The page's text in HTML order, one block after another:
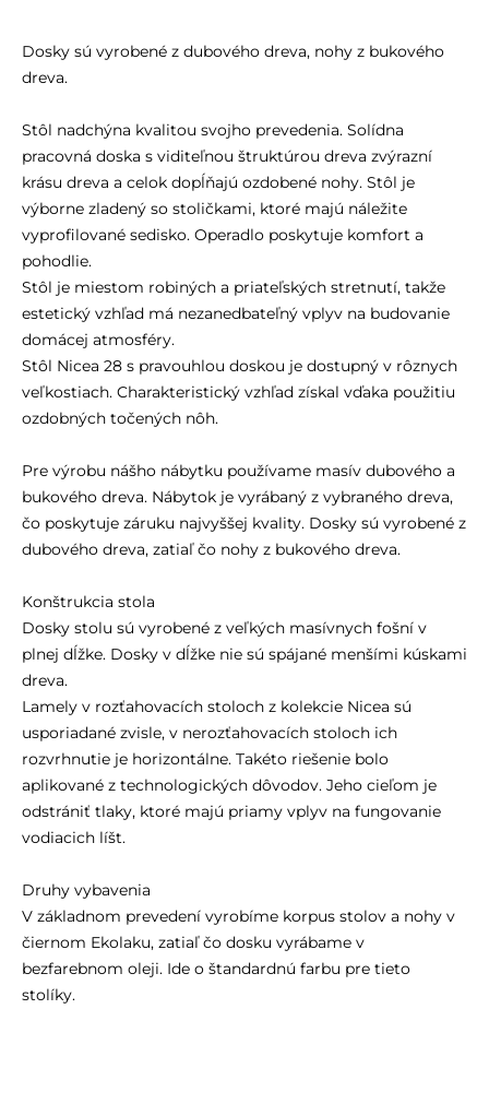
Dosky sú vyrobené z dubového dreva, nohy z bukového
dreva.
Stôl nadchýna kvalitou svojho prevedenia. Solídna
pracovná doska s viditeľnou štruktúrou dreva zvýrazní
krásu dreva a celok dopĺňajú ozdobené nohy. Stôl je
výborne zladený so stoličkami, ktoré majú náležite
vyprofilované sedisko. Operadlo poskytuje komfort a
pohodlie.
Stôl je miestom robiných a priateľských stretnutí, takže
estetický vzhľad má nezanedbateľný vplyv na budovanie
domácej atmosféry.
Stôl Nicea 28 s pravouhlou doskou je dostupný v rôznych
veľkostiach. Charakteristický vzhľad získal vďaka použitiu
ozdobných točených nôh.
Pre výrobu nášho nábytku používame masív dubového a
bukového dreva. Nábytok je vyrábaný z vybraného dreva,
čo poskytuje záruku najvyššej kvality. Dosky sú vyrobené z
dubového dreva, zatiaľ čo nohy z bukového dreva.
Konštrukcia stola
Dosky stolu sú vyrobené z veľkých masívnych fošní v
plnej dĺžke. Dosky v dĺžke nie sú spájané menšími kúskami
dreva.
Lamely v rozťahovacích stoloch z kolekcie Nicea sú
usporiadané zvisle, v nerozťahovacích stoloch ich
rozvrhnutie je horizontálne. Takéto riešenie bolo
aplikované z technologických dôvodov. Jeho cieľom je
odstrániť tlaky, ktoré majú priamy vplyv na fungovanie
vodiacich líšt.
Druhy vybavenia
V základnom prevedení vyrobíme korpus stolov a nohy v
čiernom Ekolaku, zatiaľ čo dosku vyrábame v
bezfarebnom oleji. Ide o štandardnú farbu pre tieto
stolíky.